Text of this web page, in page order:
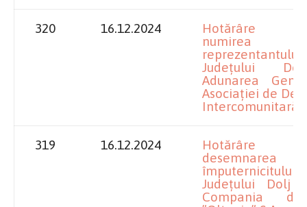
320 16.12.2024
Hotărâre
numirea
reprezentantului
Județului
Adunarea
Asociației de
Intercomunitară
319 16.12.2024
Hotărâre
desemnarea
împuternicitului
Județului Dolj
Compania